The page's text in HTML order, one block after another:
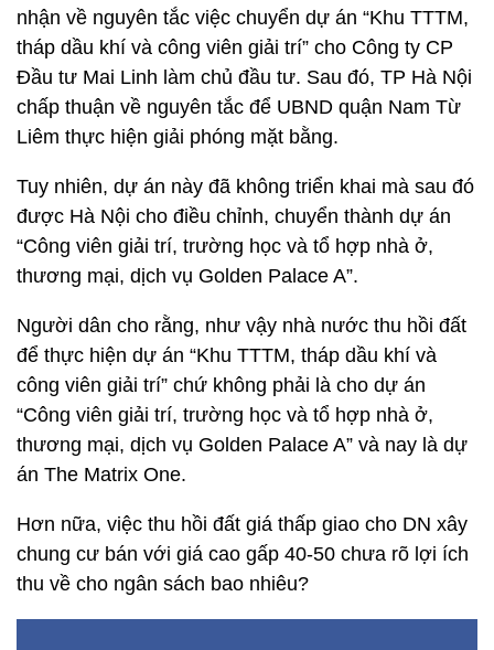
nhận về nguyên tắc việc chuyển dự án “Khu TTTM,
tháp dầu khí và công viên giải trí” cho Công ty CP
Đầu tư Mai Linh làm chủ đầu tư. Sau đó, TP Hà Nội
chấp thuận về nguyên tắc để UBND quận Nam Từ
Liêm thực hiện giải phóng mặt bằng.
Tuy nhiên, dự án này đã không triển khai mà sau đó
được Hà Nội cho điều chỉnh, chuyển thành dự án
“Công viên giải trí, trường học và tổ hợp nhà ở,
thương mại, dịch vụ Golden Palace A”.
Người dân cho rằng, như vậy nhà nước thu hồi đất
để thực hiện dự án “Khu TTTM, tháp dầu khí và
công viên giải trí” chứ không phải là cho dự án
“Công viên giải trí, trường học và tổ hợp nhà ở,
thương mại, dịch vụ Golden Palace A” và nay là dự
án The Matrix One.
Hơn nữa, việc thu hồi đất giá thấp giao cho DN xây
chung cư bán với giá cao gấp 40-50 chưa rõ lợi ích
thu về cho ngân sách bao nhiêu?